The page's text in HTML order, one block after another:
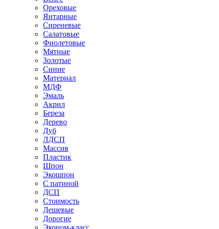
Ореховые
Янтарные
Сиреневые
Салатовые
Фиолетовые
Мятные
Золотые
Синие
Материал
МДФ
Эмаль
Акрил
Береза
Дерево
Дуб
ЛДСП
Массив
Пластик
Шпон
Экошпон
С патиной
ДСП
Стоимость
Дешевые
Дорогие
Эконом-класс